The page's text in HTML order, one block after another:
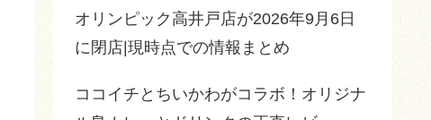
オリンピック高井戸店が2026年9月6日
に閉店|現時点での情報まとめ
ココイチとちいかわがコラボ！オリジナ